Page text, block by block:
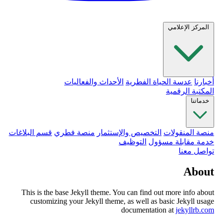
المركز الإعلامي
أخبارنا عدسة الحياة الفطرية الأحداث والفعاليات
المكتبة الرقمية
خدماتنا
منصة المنقولات التخصيص والإستثمار منصة فطري قسم البلاغات
خدمة مقابلة مسؤول التوظيف
تواصل معنا
About
This is the base Jekyll theme. You can find out more info about
customizing your Jekyll theme, as well as basic Jekyll usage
documentation at jekyllrb.com